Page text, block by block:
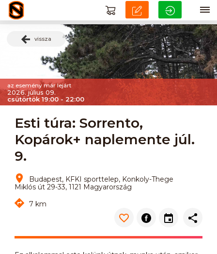
vissza
az esemény már lejárt
2026. július 09.
csütörtök 19:00 - 22:00
Esti túra: Sorrento,
Kopárok+ naplemente júl.
9.
Budapest, KFKI sporttelep, Konkoly-Thege
Miklós út 29-33, 1121 Magyarország
7 km